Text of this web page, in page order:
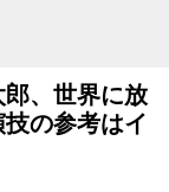
郎、世界に放
の参考はイ